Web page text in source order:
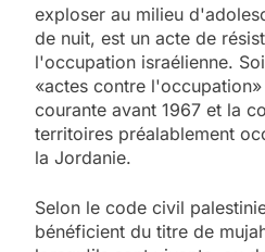
exploser au milieu
de nuit, est un acte de
l'occupation israélienne.
«actes contre
courante avant 1967 et la
territoires préalablement
la Jordanie.
Selon le code civil
bénéficient du titre de